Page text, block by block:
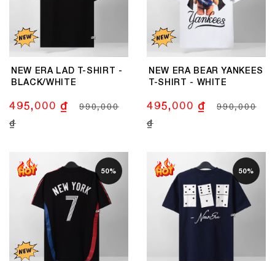
NEW ERA LAD T-SHIRT -
BLACK/WHITE
495,000 ₫
990,000
₫
NEW ERA BEAR YANKEES
T-SHIRT - WHITE
495,000 ₫
990,000
₫
50% 50%